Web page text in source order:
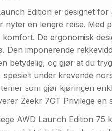
Edition er designet
nyter en lengre reise. Med
De ergonomisk
Den imponerende
betydelig, og gjør at du
spesielt under krevende
som gjør kjøringen
Zeekr 7GT Privilege en
AWD Launch Edition